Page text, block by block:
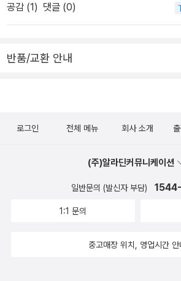
공감 (1) 댓글 (0)
반품/교환 안내
로그인 전체 메뉴 회사 소개
(주)알라딘커뮤니케이션
일반문의 (발신자 부담)
1:1 문의
중고매장 위치, 영업시간 안